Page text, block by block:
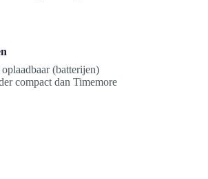
(batterijen)
compact dan Timemore